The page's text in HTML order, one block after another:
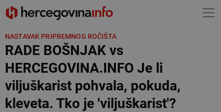
NASTAVAK PRIPREMNOG ROČIŠTA
RADE BOŠNJAK vs
HERCEGOVINA.INFO Je li
viljuškarist pohvala, pokuda,
kleveta. Tko je 'viljuškarist'?